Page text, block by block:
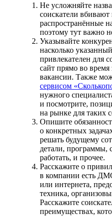
Не усложняйте
соискатели вбивают
распространённые
поэтому тут важно
Указывайте
насколько
привлекателен для
сайт прямо во время
вакансии. Также
сервисом
нужного
и посмотрите,
на рынке для таких
Опишите
о конкретных
решать будущему
детали, программы,
работать, и прочее.
Расскажите о
в компании есть
или интернета,
техника,
Расскажите
преимуществах,